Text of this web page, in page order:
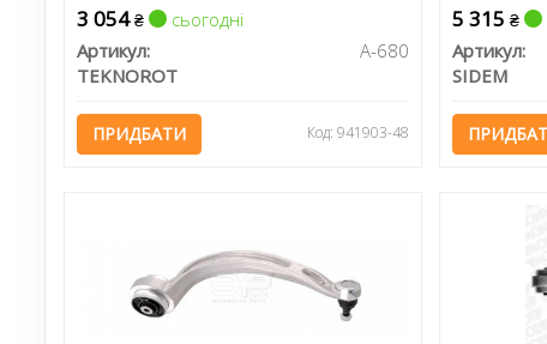
3 054₴
сьогодні
Артикул:
A-680
TEKNOROT
ПРИДБАТИ Код: 941903-48
5 315 ₴
Артикул:
SIDEM